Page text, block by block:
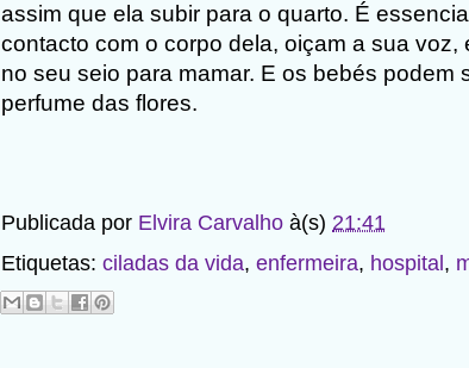
assim que ela subir para o quarto. É
contacto com o corpo dela, oiçam a sua voz,
no seu seio para mamar. E os bebés podem
perfume das flores.
Publicada por Elvira Carvalho à(s) 21:41
Etiquetas: ciladas da vida, enfermeira, hospital ,